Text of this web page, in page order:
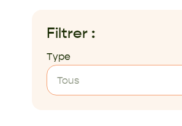
Filtrer :
Type
Tous